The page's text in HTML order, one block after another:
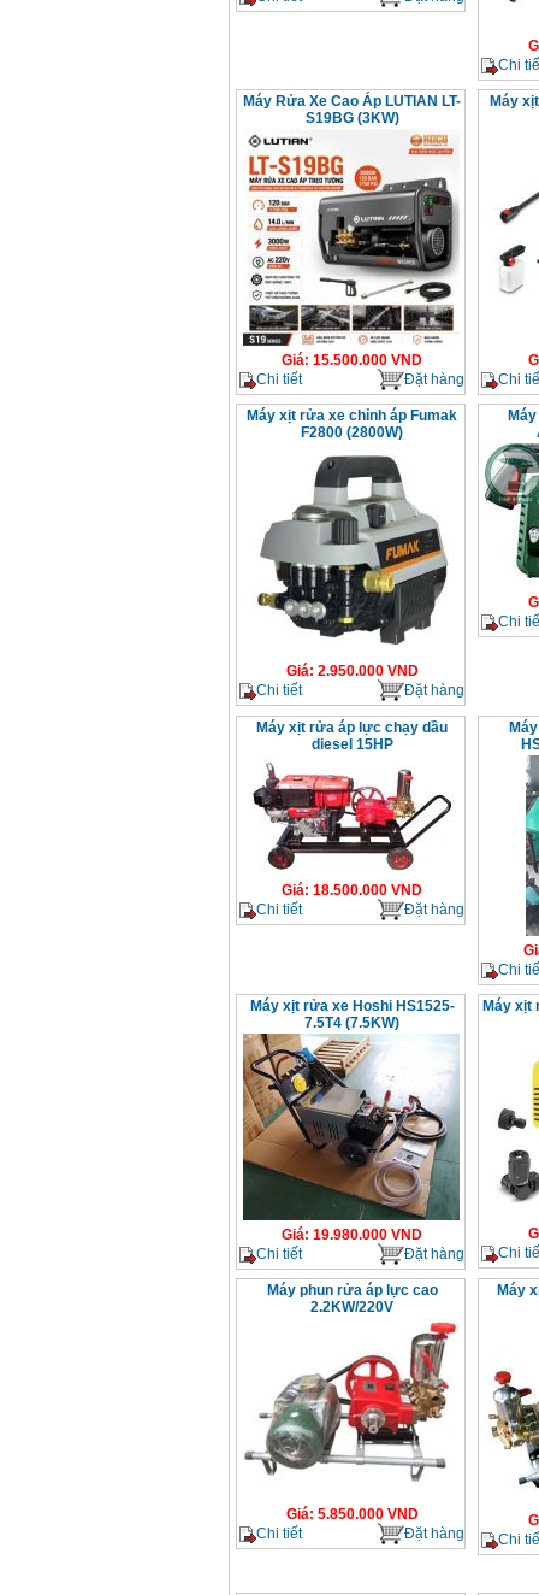
Chi
Máy Rửa Xe Cao Áp LUTIAN LT-
S19BG (3KW)
Giá: 15.500.000 VND
Chi tiết
Đặt hàng
Máy
Chi
Máy xịt rửa xe chỉnh áp Fumak
F2800 (2800W)
Giá: 2.950.000VND
Chi tiết
Đặt hàng
Chi
Máy xịt rửa áp lực chạy dầu
diesel 15HP
Giá: 18.500.000 VND
Chi tiết
Đặt hàng
Chi
Máy xịt rửa xe Hoshi HS1525-
7.5T4 (7.5KW)
Giá: 19.980.000 VND
Chi tiết
Đặt hàng
Máy xịt
Chi
Máy phun rửa áp lực cao
2.2KW/220V
Giá: 5.850.000VND
Chi tiết
Đặt hàng
Máy
Chi